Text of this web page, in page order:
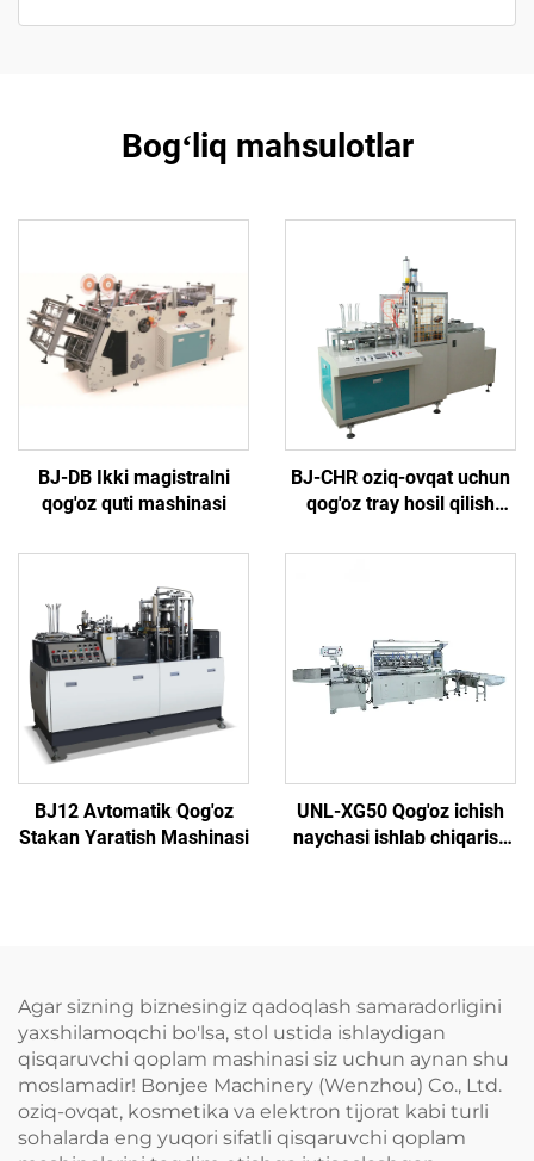
Bogʻliq mahsulotlar
BJ-DB Ikki magistralni
qog'oz quti mashinasi
BJ-CHR oziq-ovqat uchun
qog'oz tray hosil qilish
BJ12 Avtomatik Qog'oz
Stakan Yaratish Mashinasi
UNL-XG50 Qog'oz ichish
naychasi ishlab chiqarish
Agar sizning biznesingiz qadoqlash samaradorligini
yaxshilamoqchi bo'lsa, stol ustida ishlaydigan
qisqaruvchi qoplam mashinasi siz uchun aynan shu
moslamadir! Bonjee Machinery (Wenzhou) Co., Ltd.
oziq-ovqat, kosmetika va elektron tijorat kabi turli
sohalarda eng yuqori sifatli qisqaruvchi qoplam